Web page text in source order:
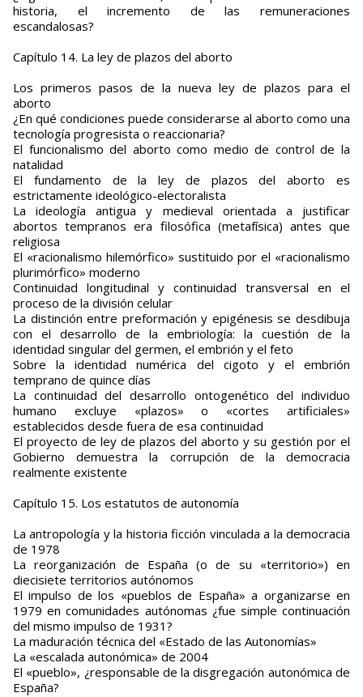
historia, el incremento de las remuneraciones
escandalosas?
Capítulo 14. La ley de plazos del aborto
Los primeros pasos de la nueva ley de plazos para el
aborto
¿En qué condiciones puede considerarse al aborto como una
tecnología progresista o reaccionaria?
El funcionalismo del aborto como medio de control de la
natalidad
El fundamento de la ley de plazos del aborto es
estrictamente ideológico-electoralista
La ideología antigua y medieval orientada a justificar
abortos tempranos era filosófica (metafísica) antes que
religiosa
El «racionalismo hilemórfico» sustituido por el «racionalismo
plurimórfico» moderno
Continuidad longitudinal y continuidad transversal en el
proceso de la división celular
La distinción entre preformación y epigénesis se desdibuja
con el desarrollo de la embriología: la cuestión de la
identidad singular del germen, el embrión y el feto
Sobre la identidad numérica del cigoto y el embrión
temprano de quince días
La continuidad del desarrollo ontogenético del individuo
humano excluye «plazos» o «cortes artificiales»
establecidos desde fuera de esa continuidad
El proyecto de ley de plazos del aborto y su gestión por el
Gobierno demuestra la corrupción de la democracia
realmente existente
Capítulo 15. Los estatutos de autonomía
La antropología y la historia ficción vinculada a la democracia
de 1978
La reorganización de España (o de su «territorio») en
diecisiete territorios autónomos
El impulso de los «pueblos de España» a organizarse en
1979 en comunidades autónomas ¿fue simple continuación
del mismo impulso de 1931?
La maduración técnica del «Estado de las Autonomías»
La «escalada autonómica» de 2004
El «pueblo», ¿responsable de la disgregación autonómica de
España?